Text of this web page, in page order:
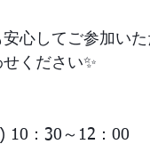
心してご参加いた
ください✨
：30～12：00